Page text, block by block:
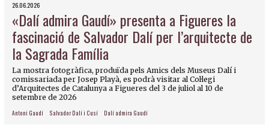
26.06.2026
«Dalí admira Gaudí» presenta a Figueres la
fascinació de Salvador Dalí per l’arquitecte de
la Sagrada Família
La mostra fotogràfica, produïda pels Amics dels Museus Dalí i
comissariada per Josep Playà, es podrà visitar al Col·legi
d’Arquitectes de Catalunya a Figueres del 3 de juliol al 10 de
setembre de 2026
Antoni Gaudí Salvador Dalí i Cusí Dalí admira Gaudí